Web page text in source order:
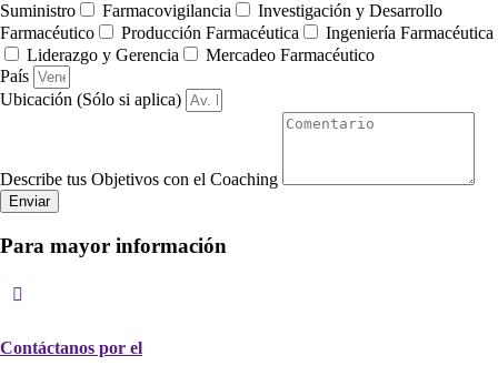
Suministro
Farmacovigilancia
Investigación y Desarrollo
Farmacéutico
Producción Farmacéutica
Ingeniería Farmacéutica
Liderazgo y Gerencia
Mercadeo Farmacéutico
País
Ubicación (Sólo si aplica)
Describe tus Objetivos con el Coaching
Enviar
Para mayor información
Contáctanos por el